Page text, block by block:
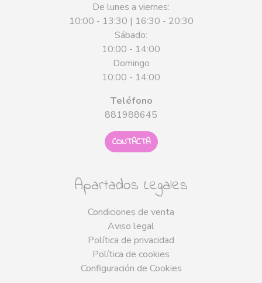
De lunes a viernes:
10:00 - 13:30 | 16:30 - 20:30
Sábado:
10:00 - 14:00
Domingo
10:00 - 14:00
Teléfono
881988645
CONTACTA
Apartados Legales
Condiciones de venta
Aviso legal
Política de privacidad
Política de cookies
Configuración de Cookies